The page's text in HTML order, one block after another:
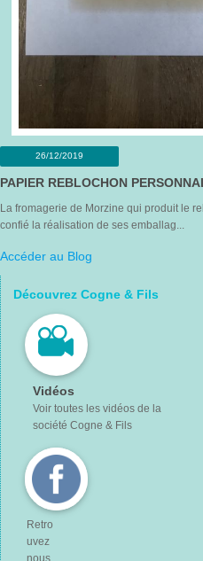
26/12/2019
PAPIER REBLOCHON
La fromagerie de Morzine qui produit le
confié la réalisation de ses emballag...
Accéder au Blog
Découvrez Cogne & Fils
Vidéos
Voir toutes les vidéos de la
société Cogne & Fils
Retro
uvez
nous